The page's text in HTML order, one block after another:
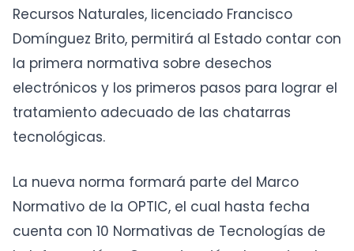
Recursos Naturales, licenciado Francisco
Domínguez Brito, permitirá al Estado contar con
la primera normativa sobre desechos
electrónicos y los primeros pasos para lograr el
tratamiento adecuado de las chatarras
tecnológicas.
La nueva norma formará parte del Marco
Normativo de la OPTIC, el cual hasta fecha
cuenta con 10 Normativas de Tecnologías de